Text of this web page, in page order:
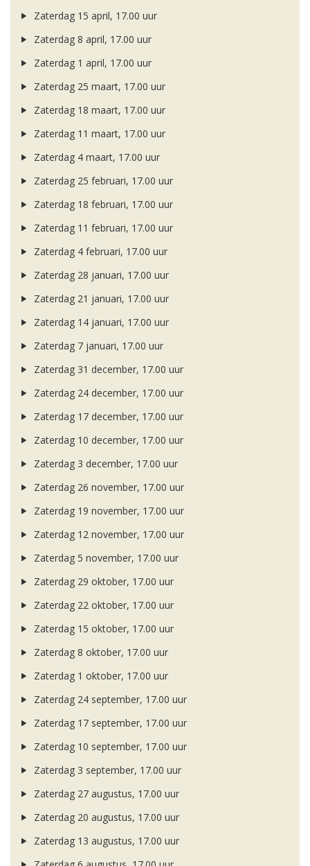
Zaterdag 15 april, 17.00 uur
Zaterdag 8 april, 17.00 uur
Zaterdag 1 april, 17.00 uur
Zaterdag 25 maart, 17.00 uur
Zaterdag 18 maart, 17.00 uur
Zaterdag 11 maart, 17.00 uur
Zaterdag 4 maart, 17.00 uur
Zaterdag 25 februari, 17.00 uur
Zaterdag 18 februari, 17.00 uur
Zaterdag 11 februari, 17.00 uur
Zaterdag 4 februari, 17.00 uur
Zaterdag 28 januari, 17.00 uur
Zaterdag 21 januari, 17.00 uur
Zaterdag 14 januari, 17.00 uur
Zaterdag 7 januari, 17.00 uur
Zaterdag 31 december, 17.00 uur
Zaterdag 24 december, 17.00 uur
Zaterdag 17 december, 17.00 uur
Zaterdag 10 december, 17.00 uur
Zaterdag 3 december, 17.00 uur
Zaterdag 26 november, 17.00 uur
Zaterdag 19 november, 17.00 uur
Zaterdag 12 november, 17.00 uur
Zaterdag 5 november, 17.00 uur
Zaterdag 29 oktober, 17.00 uur
Zaterdag 22 oktober, 17.00 uur
Zaterdag 15 oktober, 17.00 uur
Zaterdag 8 oktober, 17.00 uur
Zaterdag 1 oktober, 17.00 uur
Zaterdag 24 september, 17.00 uur
Zaterdag 17 september, 17.00 uur
Zaterdag 10 september, 17.00 uur
Zaterdag 3 september, 17.00 uur
Zaterdag 27 augustus, 17.00 uur
Zaterdag 20 augustus, 17.00 uur
Zaterdag 13 augustus, 17.00 uur